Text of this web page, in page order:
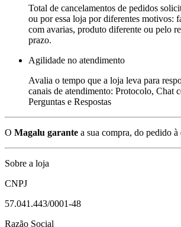
Total de cancelamentos de pedidos
ou por essa loja por diferentes motivos:
com avarias, produto diferente ou pelo
prazo.
Agilidade no atendimento
Avalia o tempo que a loja leva para
canais de atendimento: Protocolo, Chat
Perguntas e Respostas
O Magalu garante a sua compra, do pedido à
Sobre a loja
CNPJ
57.041.443/0001-48
Razão Social